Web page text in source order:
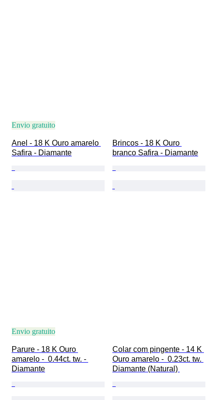
Envio gratuito
Anel - 18 K Ouro amarelo
Safira - Diamante
Brincos - 18 K Ouro
branco Safira - Diamante
Envio gratuito
Parure - 18 K Ouro
amarelo -  0.44ct. tw. -
Diamante
Colar com pingente - 14 K
Ouro amarelo -  0.23ct. tw.
Diamante (Natural)